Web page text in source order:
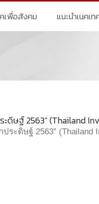
เพื่อสังคม แนะนำเนคเท
ะดิษฐ์ 2563” (Thailand
ะดิษฐ์ 2563” (Thailand